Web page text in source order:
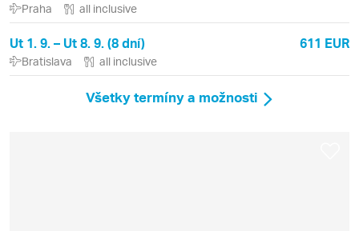
Praha all inclusive
Ut 1. 9. – Ut 8. 9. (8 dní) 611 EUR
Bratislava all inclusive
Všetky termíny a možnosti